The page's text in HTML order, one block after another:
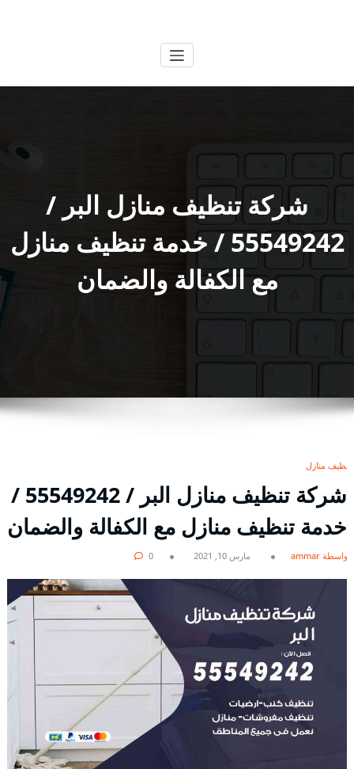
شركة تنظيف منازل البر /
55549242 / خدمة تنظيف منازل
مع الكفالة والضمان
تنظيف منازل
شركة تنظيف منازل البر / 55549242 /
خدمة تنظيف منازل مع الكفالة والضمان
بواسطة ammar مارس 10, 2021 0